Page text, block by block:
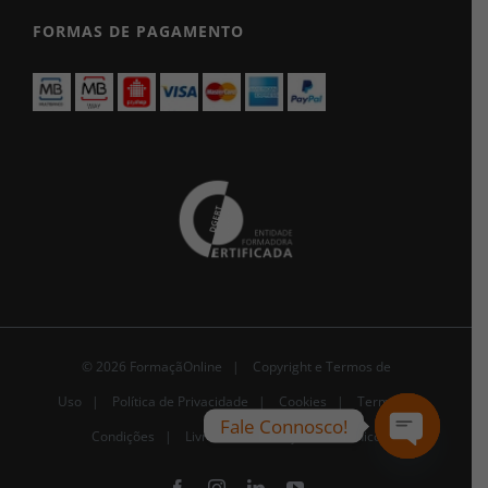
FORMAS DE PAGAMENTO
© 2026 FormaçãOnline |
Copyright e Termos de
Uso | Política de Privacidade | Cookies |
Termos e
Condições |
Livro de Reclamações Eletrónico
Fale Connosco!